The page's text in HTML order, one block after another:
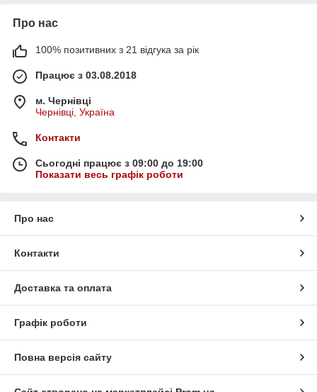
Про нас
100% позитивних з 21 відгука за рік
Працює з 03.08.2018
м. Чернівці
Чернівці, Україна
Контакти
Сьогодні працює з 09:00 до 19:00
Показати весь графік роботи
Про нас
Контакти
Доставка та оплата
Графік роботи
Повна версія сайту